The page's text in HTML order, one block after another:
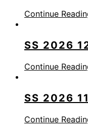
Continue
SS 2026
Continue
SS 2026 11
Continue